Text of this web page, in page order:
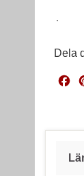
Dela
F
o